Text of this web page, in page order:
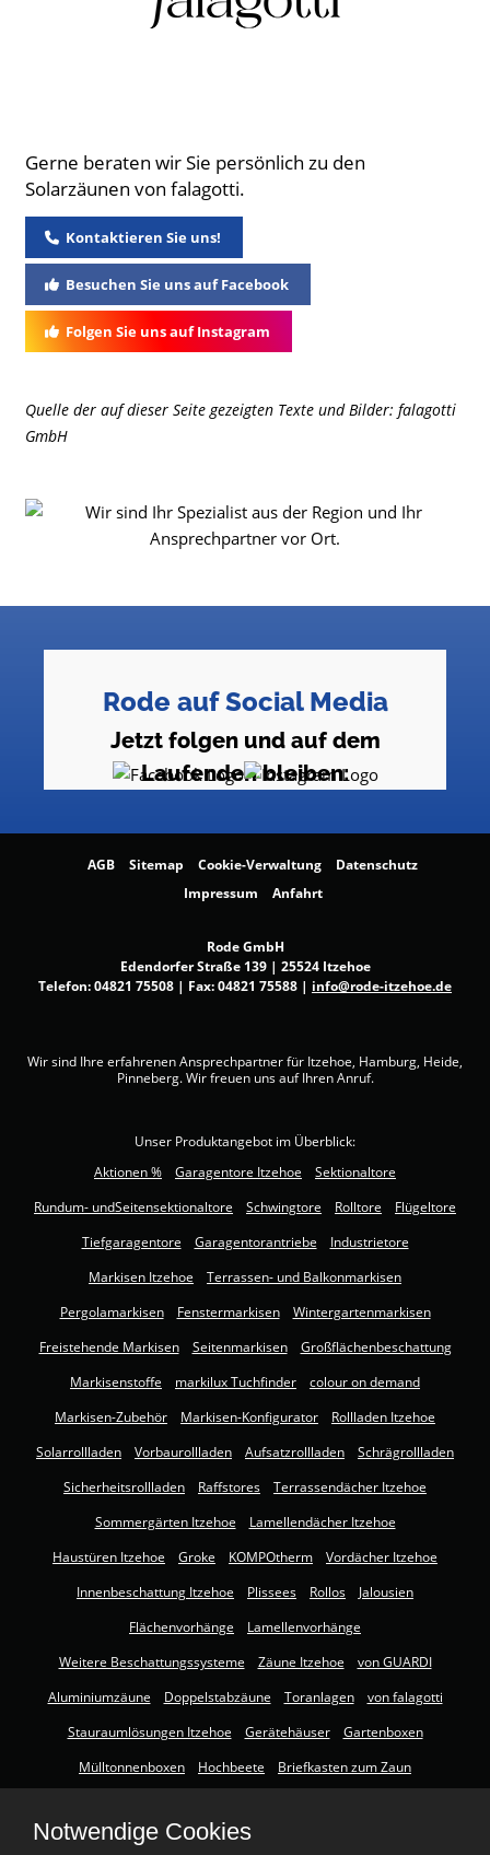
Gerne beraten wir Sie persönlich zu den
Solarzäunen von falagotti.
Kontaktieren Sie uns!
Besuchen Sie uns auf Facebook
Folgen Sie uns auf Instagram
Quelle der auf dieser Seite gezeigten Texte und Bilder: falagotti
GmbH
Rode auf Social Media
Jetzt folgen und auf dem
Laufenden bleiben:
AGB Sitemap Cookie-Verwaltung
Datenschutz
Impressum
Anfahrt
Rode GmbH
Edendorfer Straße 139 | 25524 Itzehoe
Telefon:04821 75508 | Fax: 04821 75588 | info@rode-itzehoe.de
Wir sind Ihre erfahrenen Ansprechpartner für Itzehoe, Hamburg, Heide,
Pinneberg. Wir freuen uns auf Ihren Anruf.
Unser Produktangebot im Überblick:
Aktionen %
Garagentore Itzehoe
Sektionaltore
Rundum- undSeitensektionaltore
Schwingtore Rolltore
Flügeltore
Tiefgaragentore
Garagentorantriebe
Industrietore
Markisen Itzehoe
Terrassen- und Balkonmarkisen
Pergolamarkisen
Fenstermarkisen
Wintergartenmarkisen
Freistehende Markisen
Seitenmarkisen
Großflächenbeschattung
Markisenstoffe
markilux Tuchfinder
colour on demand
Markisen-Zubehör
Markisen-Konfigurator
Rollladen Itzehoe
Solarrollladen
Vorbaurollladen Aufsatzrollladen
Schrägrollladen
Sicherheitsrollladen
Raffstores
Terrassendächer Itzehoe
Sommergärten Itzehoe
Lamellendächer Itzehoe
Haustüren Itzehoe
Groke KOMPOtherm
Vordächer Itzehoe
Innenbeschattung Itzehoe
Plissees Rollos
Jalousien
Flächenvorhänge
Lamellenvorhänge
Weitere Beschattungssysteme
Zäune Itzehoe
von GUARDI
Aluminiumzäune
Doppelstabzäune Toranlagen
von falagotti
Stauraumlösungen Itzehoe
Gerätehäuser
Gartenboxen
Mülltonnenboxen
Hochbeete
Briefkasten zum Zaun
Insektenschutz für Türen
Lichtschachtabdeckungen
Notwendige Cookies